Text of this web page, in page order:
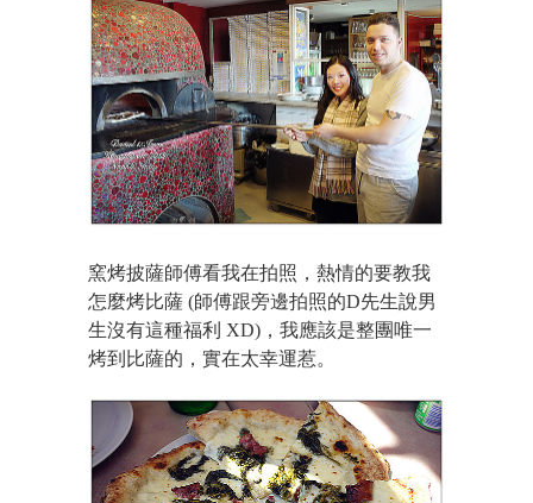
窯烤披薩師傅看我在拍照，熱情的要教我
怎麼烤比薩 (師傅跟旁邊拍照的D先生說男
生沒有這種福利 XD)，我應該是整團唯一
烤到比薩的，實在太幸運惹。